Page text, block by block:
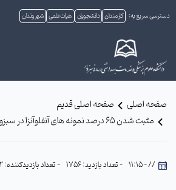
دسترسی سریع به: کارمندان دانشجویان هیات علمی شهروندان
صفحه اصلی
صفحه اصلی قدیم
مثبت شدن 65 درصد نمونه های آنفلوآنزا در سبزوار
// - 11:15 - تعداد بازدید: 1756 - تعداد بازدیدکننده: 672